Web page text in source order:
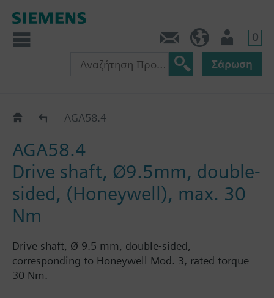
0
Σάρωση
Κατάλογος
AGA58.4
AGA58.4
Drive shaft, Ø9.5mm, double-
sided, (Honeywell), max. 30
Nm
Drive shaft, Ø 9.5 mm, double-sided,
corresponding to Honeywell Mod. 3, rated torque
30 Nm.